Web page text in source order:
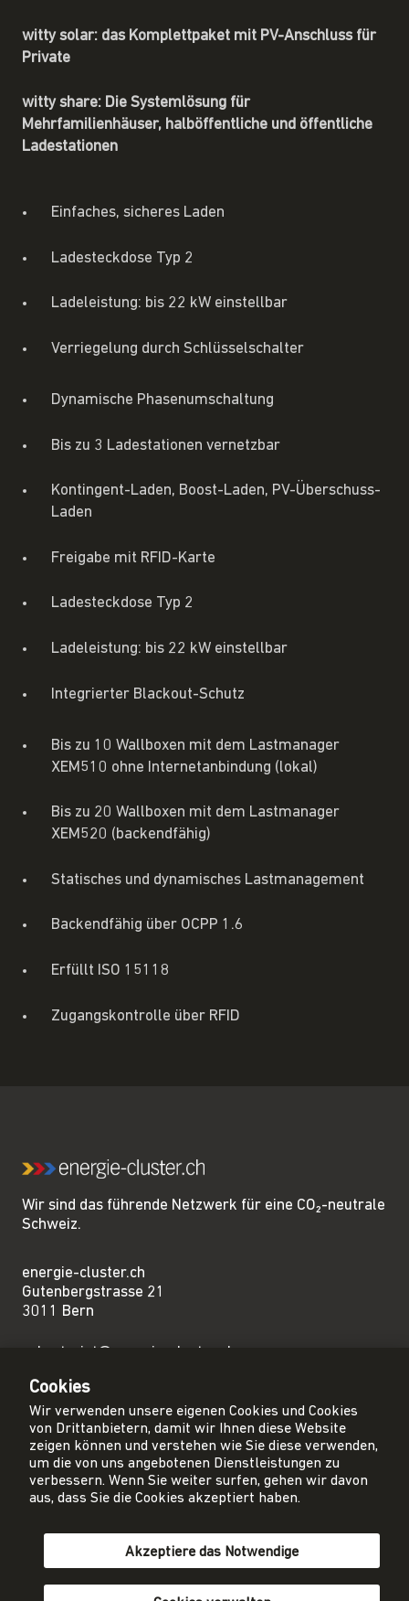
witty solar: das Komplettpaket mit PV-Anschluss für
Private
witty share: Die Systemlösung für
Mehrfamilienhäuser, halböffentliche und öffentliche
Ladestationen
Einfaches, sicheres Laden
Ladesteckdose Typ 2
Ladeleistung: bis 22 kW einstellbar
Verriegelung durch Schlüsselschalter
Dynamische Phasenumschaltung
Bis zu 3 Ladestationen vernetzbar
Kontingent-Laden, Boost-Laden, PV-Überschuss-
Laden
Freigabe mit RFID-Karte
Ladesteckdose Typ 2
Ladeleistung: bis 22 kW einstellbar
Integrierter Blackout-Schutz
Bis zu 10 Wallboxen mit dem Lastmanager
XEM510 ohne Internetanbindung (lokal)
Bis zu 20 Wallboxen mit dem Lastmanager
XEM520 (backendfähig)
Statisches und dynamisches Lastmanagement
Backendfähig über OCPP 1.6
Erfüllt ISO 15118
Zugangskontrolle über RFID
Wir sind das führende Netzwerk für eine CO₂-neutrale
Schweiz.
energie-cluster.ch
Gutenbergstrasse 21
3011 Bern
sekretariat@energie-cluster.ch
Privacy Policy
Impressum
AGB
Mitglied werden
Cookies
Wir verwenden unsere eigenen Cookies und Cookies
von Drittanbietern, damit wir Ihnen diese Website
zeigen können und verstehen wie Sie diese verwenden,
um die von uns angebotenen Dienstleistungen zu
verbessern. Wenn Sie weiter surfen, gehen wir davon
aus, dass Sie die Cookies akzeptiert haben.
Akzeptiere das Notwendige